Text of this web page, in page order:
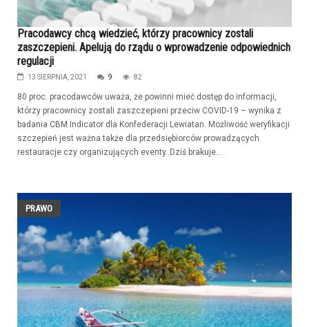
Pracodawcy chcą wiedzieć, którzy pracownicy zostali
zaszczepieni. Apelują do rządu o wprowadzenie odpowiednich
regulacji
13 SIERPNIA, 2021 9 82
80 proc. pracodawców uważa, że powinni mieć dostęp do informacji,
którzy pracownicy zostali zaszczepieni przeciw COVID-19 – wynika z
badania CBM Indicator dla Konfederacji Lewiatan. Możliwość weryfikacji
szczepień jest ważna także dla przedsiębiorców prowadzących
restauracje czy organizujących eventy. Dziś brakuje...
PRAWO